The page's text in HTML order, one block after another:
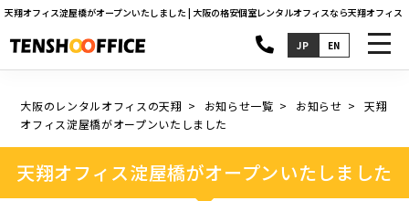
天翔オフィス淀屋橋がオープンいたしました | 大阪の格安個室レンタルオフィスなら天翔オフィス
JP EN
大阪のレンタルオフィスの天翔 お知らせ一覧 お知らせ
天翔
オフィス淀屋橋がオープンいたしました
天翔オフィス淀屋橋がオープンいたしました